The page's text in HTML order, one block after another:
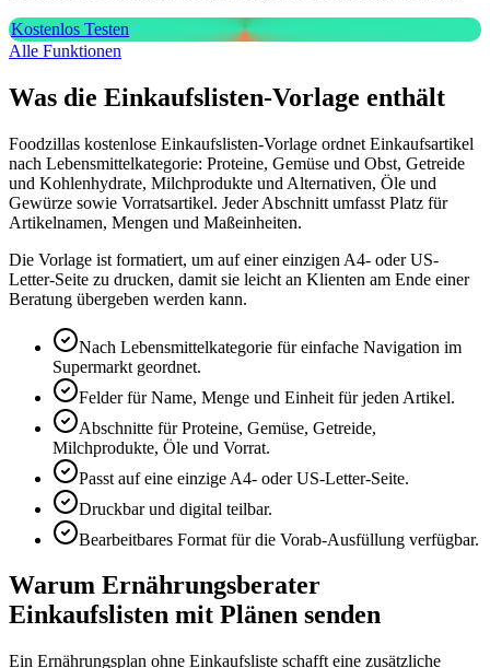
Kostenlos Testen
Alle Funktionen
Was die Einkaufslisten-Vorlage enthält
Foodzillas kostenlose Einkaufslisten-Vorlage ordnet Einkaufsartikel
nach Lebensmittelkategorie: Proteine, Gemüse und Obst, Getreide
und Kohlenhydrate, Milchprodukte und Alternativen, Öle und
Gewürze sowie Vorratsartikel. Jeder Abschnitt umfasst Platz für
Artikelnamen, Mengen und Maßeinheiten.
Die Vorlage ist formatiert, um auf einer einzigen A4- oder US-
Letter-Seite zu drucken, damit sie leicht an Klienten am Ende einer
Beratung übergeben werden kann.
Nach Lebensmittelkategorie für einfache Navigation im
Supermarkt geordnet.
Felder für Name, Menge und Einheit für jeden Artikel.
Abschnitte für Proteine, Gemüse, Getreide,
Milchprodukte, Öle und Vorrat.
Passt auf eine einzige A4- oder US-Letter-Seite.
Druckbar und digital teilbar.
Bearbeitbares Format für die Vorab-Ausfüllung verfügbar.
Warum Ernährungsberater
Einkaufslisten mit Plänen senden
Ein Ernährungsplan ohne Einkaufsliste schafft eine zusätzliche